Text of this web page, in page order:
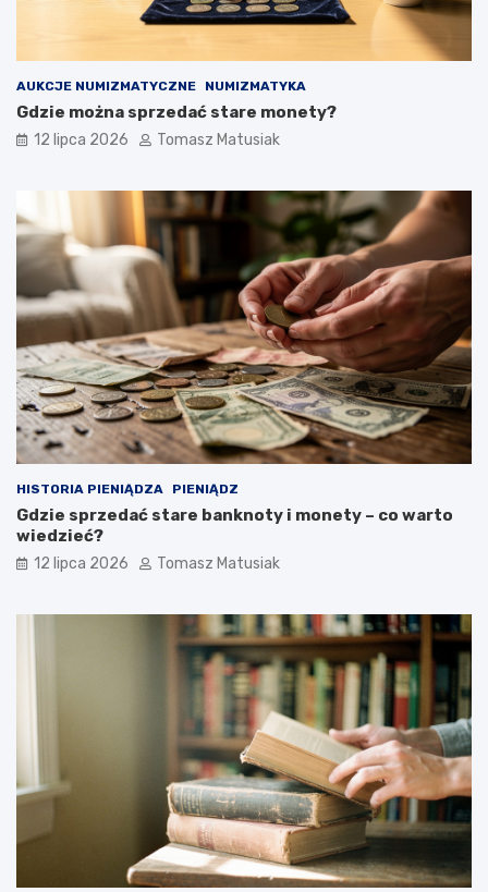
AUKCJE NUMIZMATYCZNE NUMIZMATYKA
Gdzie można sprzedać stare monety?
12 lipca 2026 Tomasz Matusiak
HISTORIA PIENIĄDZA PIENIĄDZ
Gdzie sprzedać stare banknoty i monety – co warto
wiedzieć?
12 lipca 2026 Tomasz Matusiak